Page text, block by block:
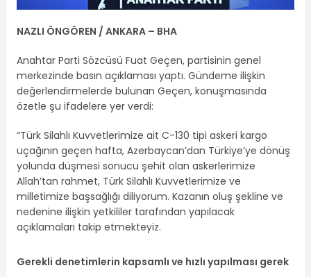
NAZLI ÖNGÖREN / ANKARA – BHA
Anahtar Parti Sözcüsü Fuat Geçen, partisinin genel
merkezinde basın açıklaması yaptı. Gündeme ilişkin
değerlendirmelerde bulunan Geçen, konuşmasında
özetle şu ifadelere yer verdi:
“Türk Silahlı Kuvvetlerimize ait C-130 tipi askeri kargo
uçağının geçen hafta, Azerbaycan’dan Türkiye’ye dönüş
yolunda düşmesi sonucu şehit olan askerlerimize
Allah’tan rahmet, Türk Silahlı Kuvvetlerimize ve
milletimize başsağlığı diliyorum. Kazanın oluş şekline ve
nedenine ilişkin yetkililer tarafından yapılacak
açıklamaları takip etmekteyiz.
Gerekli denetimlerin kapsamlı ve hızlı yapılması gerek